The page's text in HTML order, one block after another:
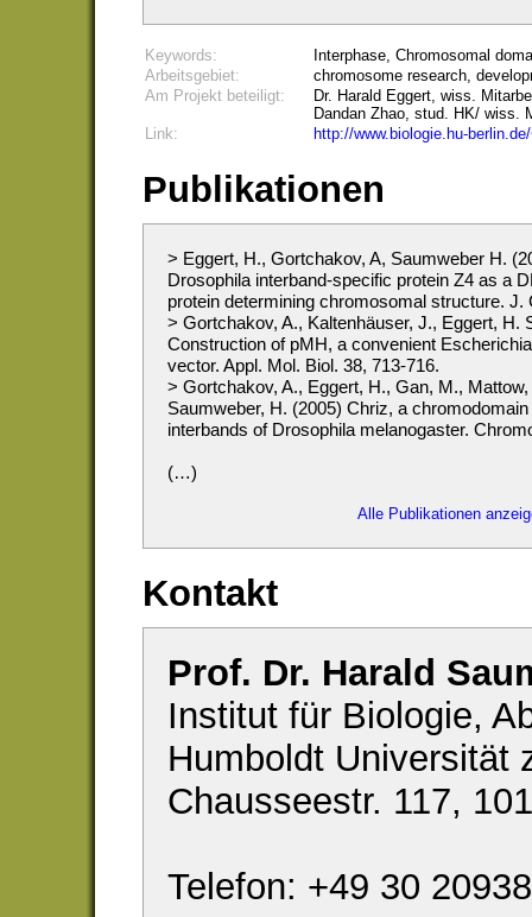
Keywords: Interphase, Chromosomal
Arbeitsgebiet:
chromosome research,
Am Projekt beteiligt:
Dr. Harald Eggert, wiss.
Dandan Zhao, stud. HK/ wiss.
Link:
http://www.biologie.hu-
Publikationen
> Eggert, H., Gortchakov, A, Saumweber H.
Drosophila interband-specific protein Z4 as a
protein determining chromosomal structure. J.
> Gortchakov, A., Kaltenhäuser, J., Eggert, H.
Construction of pMH, a convenient
vector. Appl. Mol. Biol. 38, 713-716.
> Gortchakov, A., Eggert, H., Gan, M.,
Saumweber, H. (2005) Chriz, a
interbands of Drosophila melanogaster.
(…)
Alle Publikationen
Kontakt
Prof. Dr. Harald
Institut für Biologie,
Humboldt Universität
Chausseestr. 117,
Telefon: +49 30